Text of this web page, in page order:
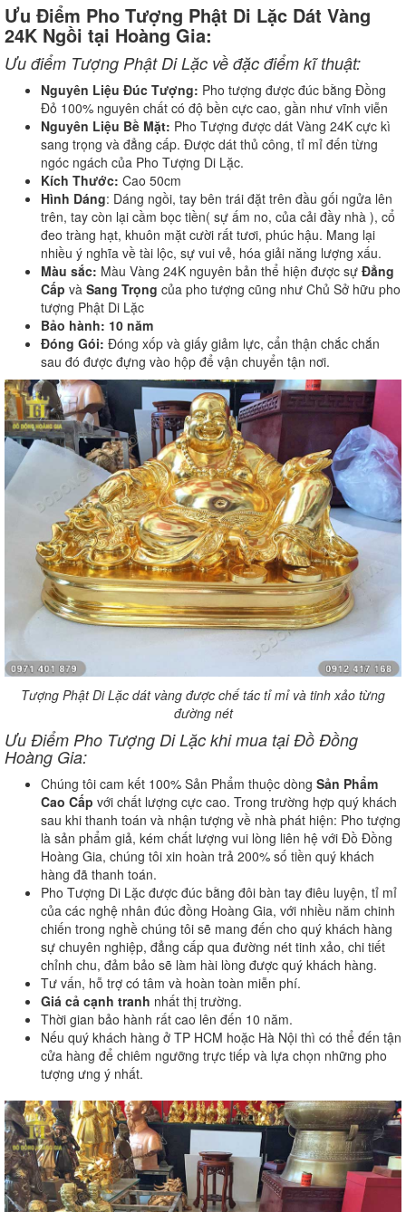
Ưu Điểm Pho Tượng Phật Di Lặc Dát Vàng
24K Ngồi tại Hoàng Gia:
Ưu điểm Tượng Phật Di Lặc về đặc điểm kĩ thuật:
Nguyên Liệu Đúc Tượng: Pho tượng được đúc bằng Đồng
Đỏ 100% nguyên chất có độ bền cực cao, gần như vĩnh viễn
Nguyên Liệu Bề Mặt: Pho Tượng được dát Vàng 24K cực kì
sang trọng và đẳng cấp. Được dát thủ công, tỉ mỉ đến từng
ngóc ngách của Pho Tượng Di Lặc.
Kích Thước: Cao 50cm
Hình Dáng: Dáng ngồi, tay bên trái đặt trên đầu gối ngửa lên
trên, tay còn lại cầm bọc tiền( sự ấm no, của cải đầy nhà ), cổ
đeo tràng hạt, khuôn mặt cười rất tươi, phúc hậu. Mang lại
nhiều ý nghĩa về tài lộc, sự vui vẻ, hóa giải năng lượng xấu.
Màu sắc: Màu Vàng 24K nguyên bản thể hiện được sự Đẳng
Cấp và Sang Trọng của pho tượng cũng như Chủ Sở hữu pho
tượng Phật Di Lặc
Bảo hành: 10 năm
Đóng Gói: Đóng xốp và giấy giảm lực, cẩn thận chắc chắn
sau đó được đựng vào hộp để vận chuyển tận nơi.
Tượng Phật Di Lặc dát vàng được chế tác tỉ mỉ và tinh xảo từng
đường nét
Ưu Điểm Pho Tượng Di Lặc khi mua tại Đồ Đồng
Hoàng Gia:
Chúng tôi cam kết 100% Sản Phẩm thuộc dòng Sản Phẩm
Cao Cấp với chất lượng cực cao. Trong trường hợp quý khách
sau khi thanh toán và nhận tượng về nhà phát hiện: Pho tượng
là sản phẩm giả, kém chất lượng vui lòng liên hệ với Đồ Đồng
Hoàng Gia, chúng tôi xin hoàn trả 200% số tiền quý khách
hàng đã thanh toán.
Pho Tượng Di Lặc được đúc bằng đôi bàn tay điêu luyện, tỉ mỉ
của các nghệ nhân đúc đồng Hoàng Gia, với nhiều năm chinh
chiến trong nghề chúng tôi sẽ mang đến cho quý khách hàng
sự chuyên nghiệp, đẳng cấp qua đường nét tinh xảo, chi tiết
chỉnh chu, đảm bảo sẽ làm hài lòng được quý khách hàng.
Tư vấn, hỗ trợ có tâm và hoàn toàn miễn phí.
Giá cả cạnh tranh nhất thị trường.
Thời gian bảo hành rất cao lên đến 10 năm.
Nếu quý khách hàng ở TP HCM hoặc Hà Nội thì có thể đến tận
cửa hàng để chiêm ngưỡng trực tiếp và lựa chọn những pho
tượng ưng ý nhất.